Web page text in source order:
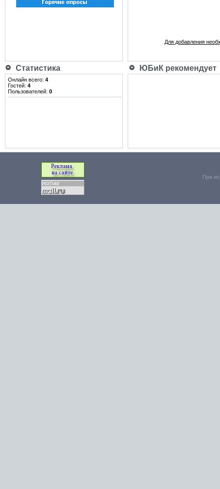
Для добавления
Статистика ЮБиК рекомендует
Онлайн всего: 4
Гостей: 4
Пользователей: 0
При